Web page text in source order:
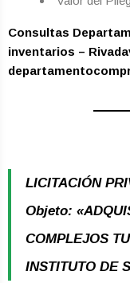
Consultas
inventarios –
LICITACIÓN
Objeto:
COMPLEJOS
INSTITUTO DE